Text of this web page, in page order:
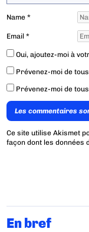
Name*
Email*
Oui, ajoutez-moi à
Prévenez-moi de
Prévenez-moi de
Les commentaires
Ce site utilise Akismet
façon dont les données
En bref